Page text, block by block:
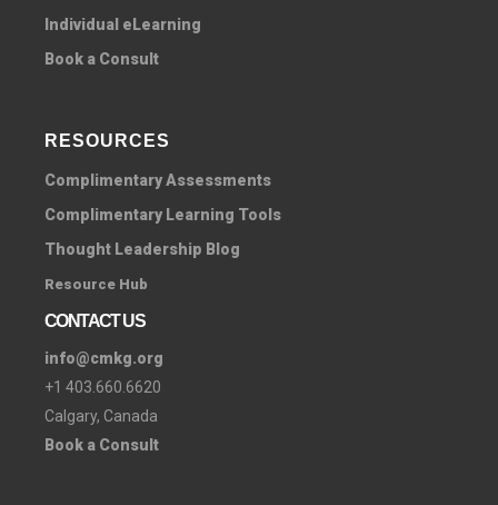
Individual eLearning
Book a Consult
RESOURCES
Complimentary Assessments
Complimentary Learning Tools
Thought Leadership Blog
Resource Hub
CONTACT US
info@cmkg.org
+1 403.660.6620
Calgary, Canada
Book a Consult